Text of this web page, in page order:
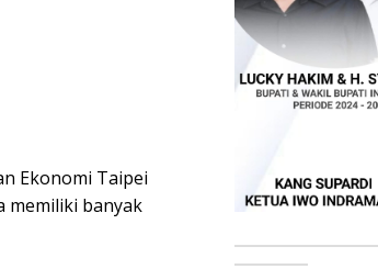
Ekonomi Taipei
memiliki banyak